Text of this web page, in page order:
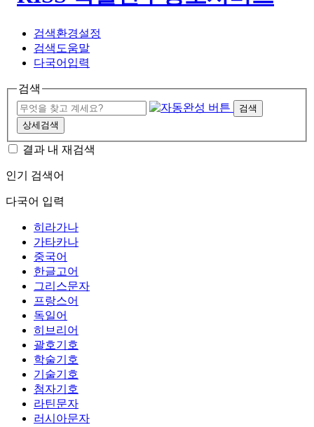
검색환경설정
검색도움말
다국어입력
검색
검색
상세검색
결과 내 재검색
인기 검색어
다국어 입력
히라가나
가타카나
중국어
한글고어
그리스문자
프랑스어
독일어
히브리어
괄호기호
학술기호
기술기호
첨자기호
라틴문자
러시아문자